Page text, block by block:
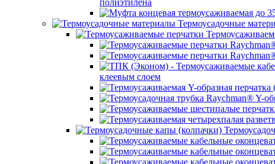
полиэтилена
Термоусадочные
клеевым слоем